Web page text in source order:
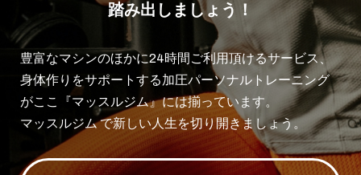
踏み出しましょう！
豊富なマシンのほかに24時間ご利用頂けるサービス、
身体作りをサポートする加圧パーソナルトレーニング
がここ『マッスルジム』には揃っています。
マッスルジム で新しい人生を切り開きましょう。